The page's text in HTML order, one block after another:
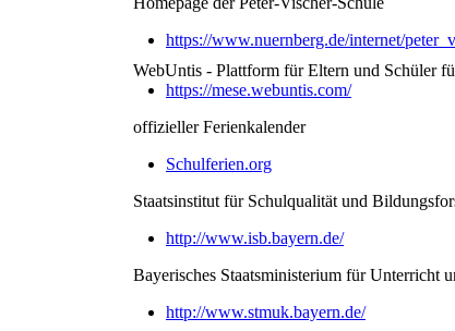
https://www.nuernberg.de/internet/
WebUntis - Plattform für Eltern und Schüler
https://mese.webuntis.com/
offizieller Ferienkalender
Schulferien.org
Staatsinstitut für Schulqualität und
http://www.isb.bayern.de/
Bayerisches Staatsministerium für Unterricht
http://www.stmuk.bayern.de/